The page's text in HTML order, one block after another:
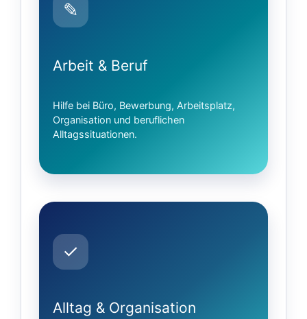
✎
Arbeit & Beruf
Hilfe bei Büro, Bewerbung, Arbeitsplatz,
Organisation und beruflichen
Alltagssituationen.
✓
Alltag & Organisation